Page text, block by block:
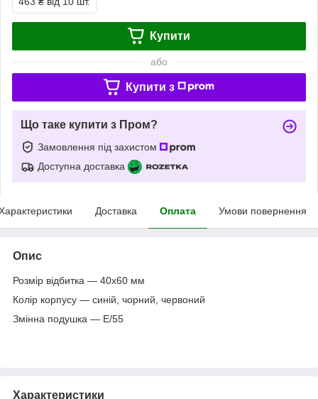
Купити
або
Купити з
Що таке купити з Пром?
Замовлення під захистом
Доступна доставка
Доставка Оплата Умови повернення
Опис
Розмір відбитка — 40x60 мм
Колір корпусу — синій, чорний, червоний
Змінна подушка — Е/55
Характеристики